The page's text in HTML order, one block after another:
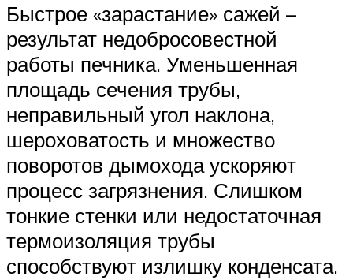
Быстрое «зарастание» сажей –
результат недобросовестной
работы печника. Уменьшенная
площадь сечения трубы,
неправильный угол наклона,
шероховатость и множество
поворотов дымохода ускоряют
процесс загрязнения. Слишком
тонкие стенки или недостаточная
термоизоляция трубы
способствуют излишку конденсата.